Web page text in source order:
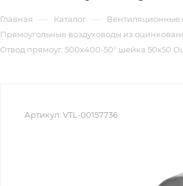
Главная — Каталог — Вентиляционные
Прямоугольные воздуховоды из
Отвод прямоуг. 500х400-50° шейка 50х50
Артикул: VTL-00157736